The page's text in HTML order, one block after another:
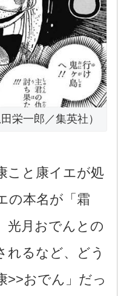
栄一郎／集英社）
こと康イエが処
の本名が「霜
光月おでんとの
れるなど、どう
>>おでん」だっ